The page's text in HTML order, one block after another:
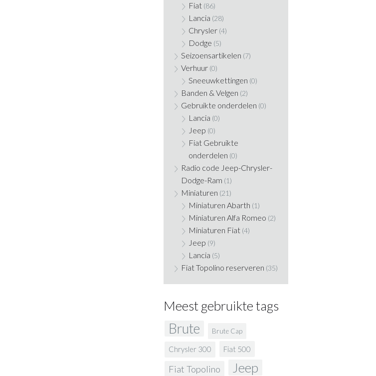
Fiat (86)
Lancia (28)
Chrysler (4)
Dodge (5)
Seizoensartikelen (7)
Verhuur (0)
Sneeuwkettingen (0)
Banden & Velgen (2)
Gebruikte onderdelen (0)
Lancia (0)
Jeep (0)
Fiat Gebruikte
onderdelen (0)
Radio code Jeep-Chrysler-
Dodge-Ram (1)
Miniaturen (21)
Miniaturen Abarth (1)
Miniaturen Alfa Romeo (2)
Miniaturen Fiat (4)
Jeep (9)
Lancia (5)
Fiat Topolino reserveren (35)
Meest gebruikte tags
Brute Brute Cap
Chrysler 300 Fiat 500
Fiat Topolino Jeep